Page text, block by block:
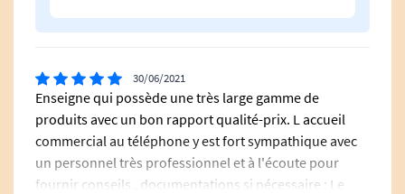
douleurs.
escarres.
30/06/2021
Enseigne qui possède une très large gamme de
produits avec un bon rapport qualité-prix. L accueil
commercial au téléphone y est fort sympathique avec
un personnel très professionnel et à l'écoute pour
fournir conseils , documentations si nécessaire : Le